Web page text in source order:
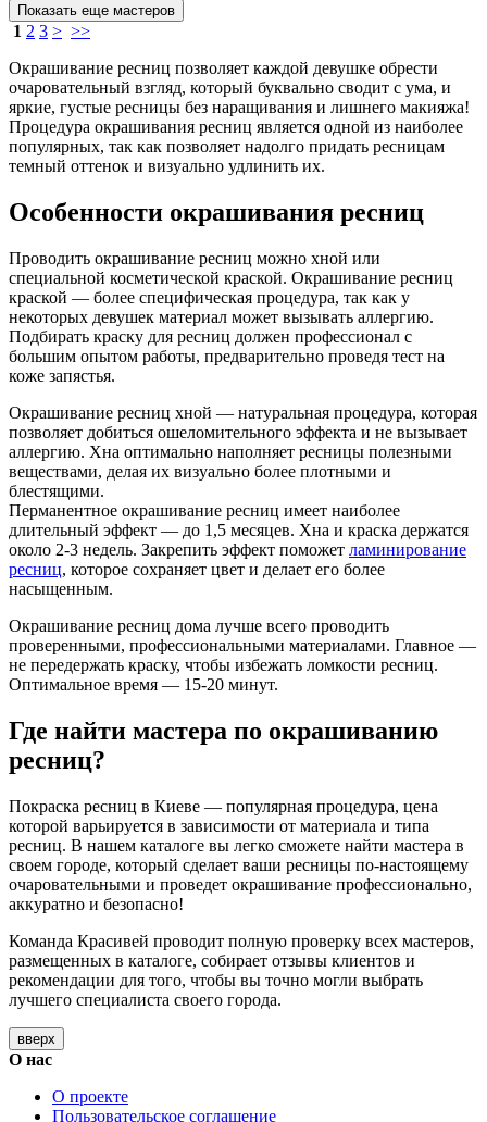
Показать еще мастеров
1 2 3 > >>
Окрашивание ресниц позволяет каждой девушке обрести
очаровательный взгляд, который буквально сводит с ума, и
яркие, густые ресницы без наращивания и лишнего макияжа!
Процедура окрашивания ресниц является одной из наиболее
популярных, так как позволяет надолго придать ресницам
темный оттенок и визуально удлинить их.
Особенности окрашивания ресниц
Проводить окрашивание ресниц можно хной или
специальной косметической краской. Окрашивание ресниц
краской — более специфическая процедура, так как у
некоторых девушек материал может вызывать аллергию.
Подбирать краску для ресниц должен профессионал с
большим опытом работы, предварительно проведя тест на
коже запястья.
Окрашивание ресниц хной — натуральная процедура, которая
позволяет добиться ошеломительного эффекта и не вызывает
аллергию. Хна оптимально наполняет ресницы полезными
веществами, делая их визуально более плотными и
блестящими.
Перманентное окрашивание ресниц имеет наиболее
длительный эффект — до 1,5 месяцев. Хна и краска держатся
около 2-3 недель. Закрепить эффект поможет ламинирование
ресниц, которое сохраняет цвет и делает его более
насыщенным.
Окрашивание ресниц дома лучше всего проводить
проверенными, профессиональными материалами. Главное —
не передержать краску, чтобы избежать ломкости ресниц.
Оптимальное время — 15-20 минут.
Где найти мастера по окрашиванию
ресниц?
Покраска ресниц в Киеве — популярная процедура, цена
которой варьируется в зависимости от материала и типа
ресниц. В нашем каталоге вы легко сможете найти мастера в
своем городе, который сделает ваши ресницы по-настоящему
очаровательными и проведет окрашивание профессионально,
аккуратно и безопасно!
Команда Красивей проводит полную проверку всех мастеров,
размещенных в каталоге, собирает отзывы клиентов и
рекомендации для того, чтобы вы точно могли выбрать
лучшего специалиста своего города.
вверх
О нас
О проекте
Пользовательское соглашение